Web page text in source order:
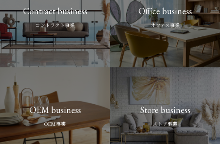
Contract business
コントラクト事業
Office business
オフィス事業
OEM business
OEM事業
Store business
ストア事業